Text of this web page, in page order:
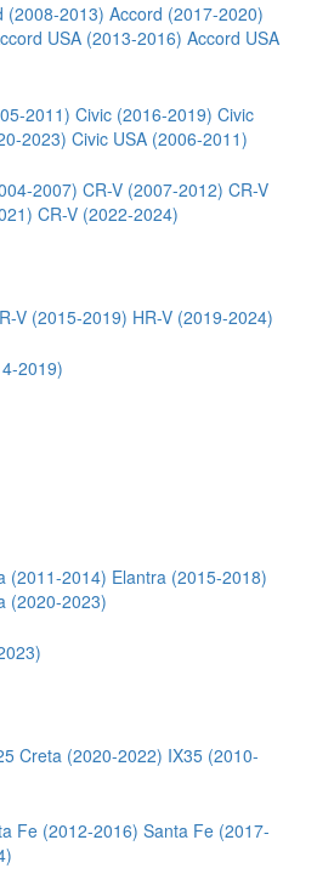
(2008-2013) Accord (2017-2020)
USA (2013-2016) Accord USA
2011) Civic (2016-2019) Civic
2023) Civic USA (2006-2011)
2007) CR-V (2007-2012) CR-V
CR-V (2022-2024)
V (2015-2019) HR-V (2019-2024)
2019)
(2011-2014) Elantra (2015-2018)
(2020-2023)
Creta (2020-2022) IX35 (2010-
Fe (2012-2016) Santa Fe (2017-